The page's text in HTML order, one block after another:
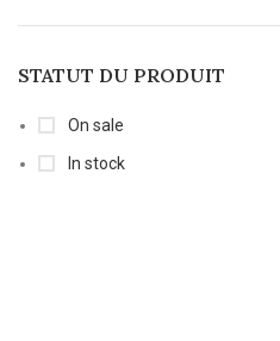
STATUT DU PRODUIT
On sale
In stock